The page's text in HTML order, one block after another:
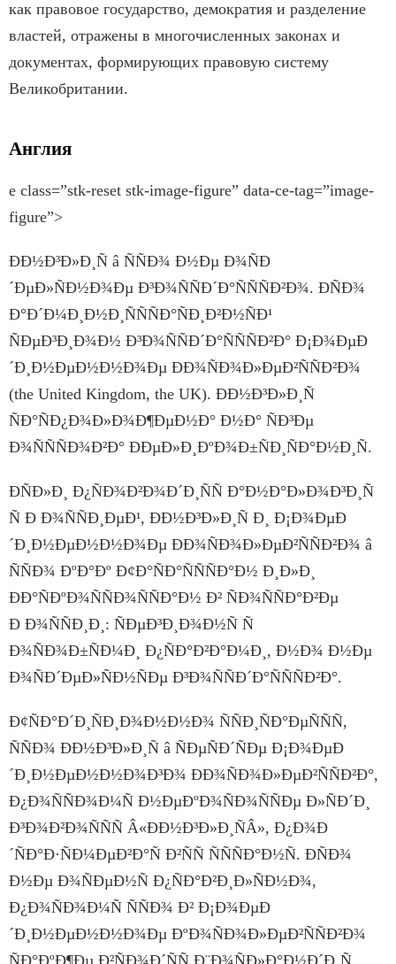
как правовое государство, демократия и разделение
властей, отражены в многочисленных законах и
документах, формирующих правовую систему
Великобритании.
Англия
e class=”stk-reset stk-image-figure” data-ce-tag=”image-
figure”>
ÐÐ½Ð³Ð»Ð¸Ñ â ÑÑÐ¾ Ð½Ðµ Ð¾ÑÐ
´ÐµÐ»ÑÐ½Ð¾Ðµ Ð³Ð¾ÑÑÐ´Ð°ÑÑÑÐ²Ð¾. Ð­ÑÐ¾
Ð°Ð´Ð¼Ð¸Ð½Ð¸ÑÑÑÐ°ÑÐ¸Ð²Ð½ÑÐ¹
ÑÐµÐ³Ð¸Ð¾Ð½ Ð³Ð¾ÑÑÐ´Ð°ÑÑÑÐ²Ð° Ð¡Ð¾ÐµÐ
´Ð¸Ð½ÐµÐ½Ð½Ð¾Ðµ ÐÐ¾ÑÐ¾Ð»ÐµÐ²ÑÑÐ²Ð¾
(the United Kingdom, the UK). ÐÐ½Ð³Ð»Ð¸Ñ
ÑÐ°ÑÐ¿Ð¾Ð»Ð¾Ð¶ÐµÐ½Ð° Ð½Ð° ÑÐ³Ðµ
Ð¾ÑÑÑÐ¾Ð²Ð° ÐÐµÐ»Ð¸ÐºÐ¾Ð±ÑÐ¸ÑÐ°Ð½Ð¸Ñ.
ÐÑÐ»Ð¸ Ð¿ÑÐ¾Ð²Ð¾Ð´Ð¸ÑÑ Ð°Ð½Ð°Ð»Ð¾Ð³Ð¸Ñ
Ñ Ð Ð¾ÑÑÐ¸ÐµÐ¹, ÐÐ½Ð³Ð»Ð¸Ñ Ð¸ Ð¡Ð¾ÐµÐ
´Ð¸Ð½ÐµÐ½Ð½Ð¾Ðµ ÐÐ¾ÑÐ¾Ð»ÐµÐ²ÑÑÐ²Ð¾ â
ÑÑÐ¾ ÐºÐ°Ðº Ð¢Ð°ÑÐ°ÑÑÑÐ°Ð½ Ð¸Ð»Ð¸
ÐÐ°ÑÐºÐ¾ÑÑÐ¾ÑÑÐ°Ð½ Ð² ÑÐ¾ÑÑÐ°Ð²Ðµ
Ð Ð¾ÑÑÐ¸Ð¸: ÑÐµÐ³Ð¸Ð¾Ð½Ñ Ñ
Ð¾ÑÐ¾Ð±ÑÐ¼Ð¸ Ð¿ÑÐ°Ð²Ð°Ð¼Ð¸, Ð½Ð¾ Ð½Ðµ
Ð¾ÑÐ´ÐµÐ»ÑÐ½ÑÐµ Ð³Ð¾ÑÑÐ´Ð°ÑÑÑÐ²Ð°.
Ð¢ÑÐ°Ð´Ð¸ÑÐ¸Ð¾Ð½Ð½Ð¾ ÑÑÐ¸ÑÐ°ÐµÑÑÑ,
ÑÑÐ¾ ÐÐ½Ð³Ð»Ð¸Ñ â ÑÐµÑÐ´ÑÐµ Ð¡Ð¾ÐµÐ
´Ð¸Ð½ÐµÐ½Ð½Ð¾Ð³Ð¾ ÐÐ¾ÑÐ¾Ð»ÐµÐ²ÑÑÐ²Ð°,
Ð¿Ð¾ÑÑÐ¾Ð¼Ñ Ð½ÐµÐºÐ¾ÑÐ¾ÑÑÐµ Ð»ÑÐ´Ð¸
Ð³Ð¾Ð²Ð¾ÑÑÑ Â«ÐÐ½Ð³Ð»Ð¸ÑÂ», Ð¿Ð¾Ð
´ÑÐ°Ð·ÑÐ¼ÐµÐ²Ð°Ñ Ð²ÑÑ ÑÑÑÐ°Ð½Ñ. Ð­ÑÐ¾
Ð½Ðµ Ð¾ÑÐµÐ½Ñ Ð¿ÑÐ°Ð²Ð¸Ð»ÑÐ½Ð¾,
Ð¿Ð¾ÑÐ¾Ð¼Ñ ÑÑÐ¾ Ð² Ð¡Ð¾ÐµÐ
´Ð¸Ð½ÐµÐ½Ð½Ð¾Ðµ ÐºÐ¾ÑÐ¾Ð»ÐµÐ²ÑÑÐ²Ð¾
ÑÐ°ÐºÐ¶Ðµ Ð²ÑÐ¾Ð´ÑÑ Ð¨Ð¾ÑÐ»Ð°Ð½Ð´Ð¸Ñ,